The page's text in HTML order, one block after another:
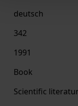
deutsch
342
1991
Book
Scientific